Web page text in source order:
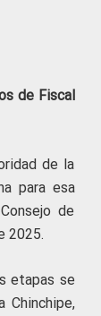
de Fiscal
de la
para esa
de
2025.
etapas se
Chinchipe,